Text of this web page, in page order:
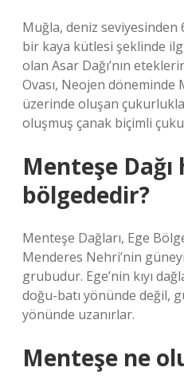
Muğla, deniz seviyesinden
bir kaya kütlesi şeklinde
olan Asar Dağı’nın
Ovası, Neojen döneminde
üzerinde oluşan
oluşmuş çanak biçimli
Menteşe Dağı
bölgededir?
Menteşe Dağları, Ege
Menderes Nehri’nin
grubudur. Ege’nin kıyı
doğu-batı yönünde değil,
yönünde uzanırlar.
Menteşe ne